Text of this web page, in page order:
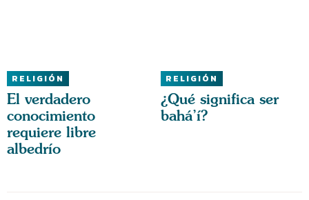
RELIGIÓN
El verdadero
conocimiento
requiere libre
albedrío
RELIGIÓN
¿Qué significa ser
bahá’í?